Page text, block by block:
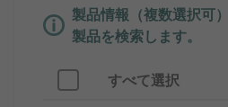
製品情報（複数選択可
製品を検索します。
すべて選択